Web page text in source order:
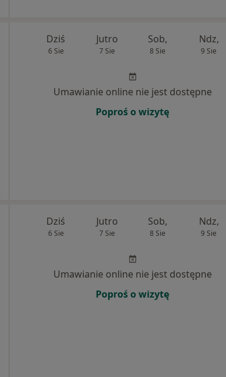
Dziś
6 Sie
Jutro
7 Sie
Sob,
8 Sie
Ndz,
9 Sie
Umawianie online nie jest dostępne
Poproś o wizytę
Dziś
6 Sie
Jutro
7 Sie
Sob,
8 Sie
Ndz,
9 Sie
Umawianie online nie jest dostępne
Poproś o wizytę